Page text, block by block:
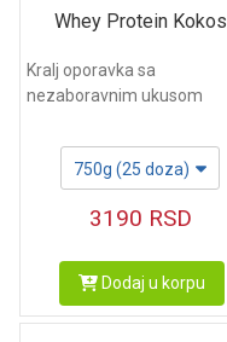
Whey Protein Kokos
Kralj oporavka sa
nezaboravnim ukusom
750g (25 doza)
3190 RSD
Dodaj u korpu